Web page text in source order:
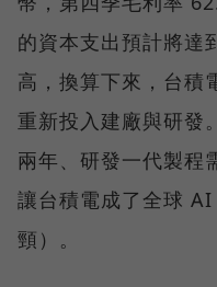
的資本支出預計將達
高，換算下來，台積
重新投入建廠與研發
兩年、研發一代製程
讓台積電成了全球
頸）。